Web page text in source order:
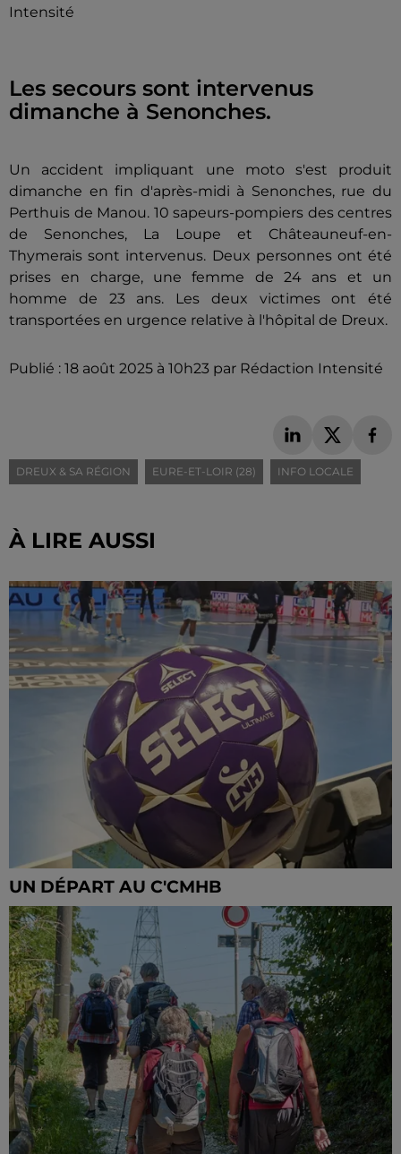
Intensité
Les secours sont intervenus
dimanche à Senonches.
Un accident impliquant une moto s'est produit
dimanche en fin d'après-midi à Senonches, rue du
Perthuis de Manou. 10 sapeurs-pompiers des centres
de Senonches, La Loupe et Châteauneuf-en-
Thymerais sont intervenus. Deux personnes ont été
prises en charge, une femme de 24 ans et un
homme de 23 ans. Les deux victimes ont été
transportées en urgence relative à l'hôpital de Dreux.
Publié : 18 août 2025 à 10h23 par Rédaction Intensité
DREUX & SA RÉGION EURE-ET-LOIR (28) INFO LOCALE
À LIRE AUSSI
UN DÉPART AU C'CMHB